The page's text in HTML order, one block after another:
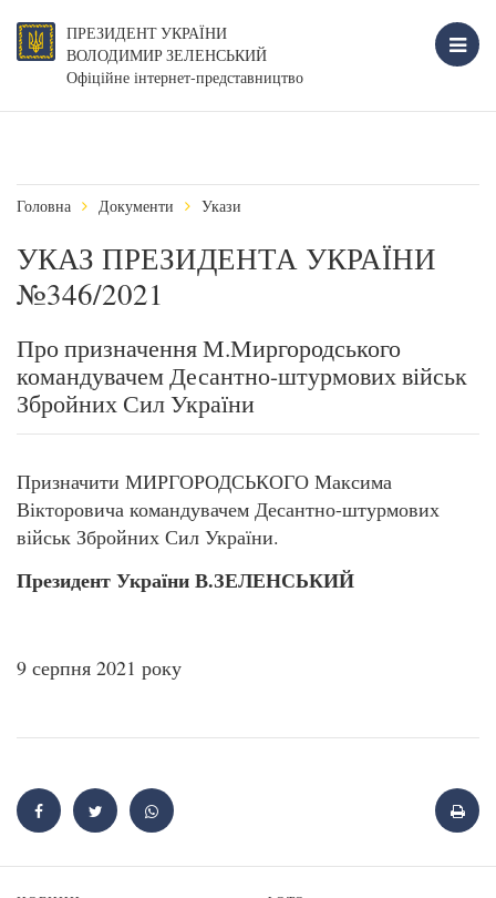
ПРЕЗИДЕНТ УКРАЇНИ
ВОЛОДИМИР ЗЕЛЕНСЬКИЙ
Офіційне інтернет-представництво
Головна Документи Укази
УКАЗ ПРЕЗИДЕНТА УКРАЇНИ
№346/2021
Про призначення М.Миргородського
командувачем Десантно-штурмових військ
Збройних Сил України
Призначити МИРГОРОДСЬКОГО Максима
Вікторовича командувачем Десантно-штурмових
військ Збройних Сил України.
Президент України В.ЗЕЛЕНСЬКИЙ
9 серпня 2021 року